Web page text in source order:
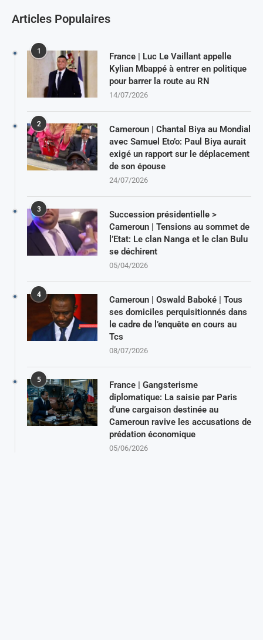
Articles Populaires
1
France | Luc Le Vaillant appelle
Kylian Mbappé à entrer en politique
pour barrer la route au RN
14/07/2026
2
Cameroun | Chantal Biya au Mondial
avec Samuel Eto’o: Paul Biya aurait
exigé un rapport sur le déplacement
de son épouse
24/07/2026
3
Succession présidentielle >
Cameroun | Tensions au sommet de
l’Etat: Le clan Nanga et le clan Bulu
se déchirent
05/04/2026
4
Cameroun | Oswald Baboké | Tous
ses domiciles perquisitionnés dans
le cadre de l’enquête en cours au
Tcs
08/07/2026
5
France | Gangsterisme
diplomatique: La saisie par Paris
d’une cargaison destinée au
Cameroun ravive les accusations de
prédation économique
05/06/2026